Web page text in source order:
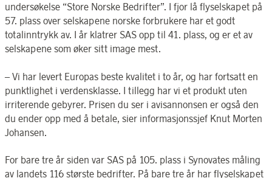
undersøkelse “Store Norske Bedrifter”. I fjor lå flyselskapet på
57. plass over selskapene norske forbrukere har et godt
totalinntrykk av. I år klatrer SAS opp til 41. plass, og er et av
selskapene som øker sitt image mest.
– Vi har levert Europas beste kvalitet i to år, og har fortsatt en
punktlighet i verdensklasse. I tillegg har vi et produkt uten
irriterende gebyrer. Prisen du ser i avisannonsen er også den
du ender opp med å betale, sier informasjonssjef Knut Morten
Johansen.
For bare tre år siden var SAS på 105. plass i Synovates måling
av landets 116 største bedrifter. På bare tre år har flyselskapet